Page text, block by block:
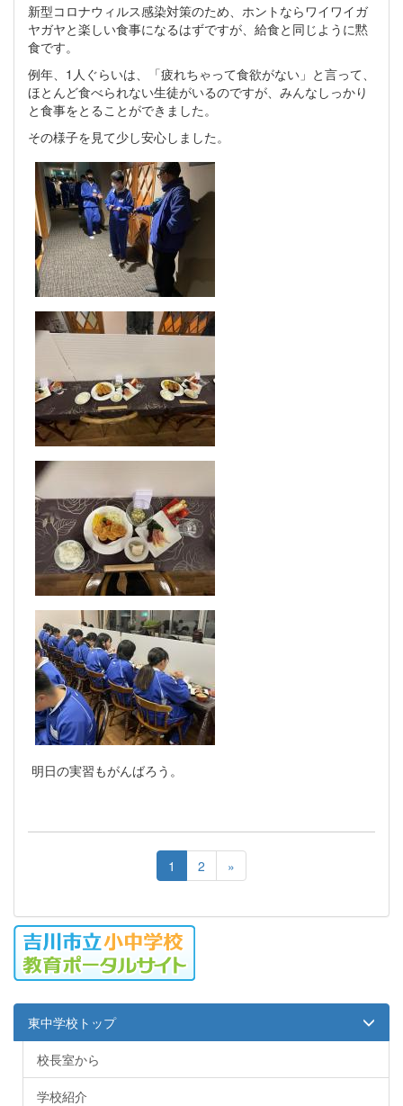
新型コロナウィルス感染対策のため、ホントならワイワイガ
ヤガヤと楽しい食事になるはずですが、給食と同じように黙
食です。
例年、1人ぐらいは、「疲れちゃって食欲がない」と言って、
ほとんど食べられない生徒がいるのですが、みんなしっかり
と食事をとることができました。
その様子を見て少し安心しました。
明日の実習もがんばろう。
1 2 »
東中学校トップ
校長室から
学校紹介